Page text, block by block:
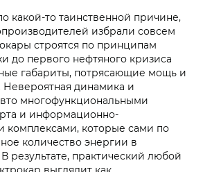
какой-то таинственной причине,
избрали совсем
строятся по принципам
до первого нефтяного кризиса
габариты, потрясающие мощь и
динамика и
многофункциональными
и информационно-
комплексами, которые сами по
количество энергии в
результате, практический любой